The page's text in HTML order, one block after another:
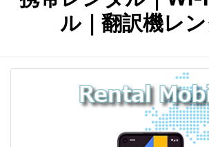
ル｜翻訳機レ